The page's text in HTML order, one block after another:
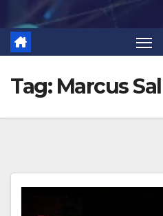
Tag: Marcus